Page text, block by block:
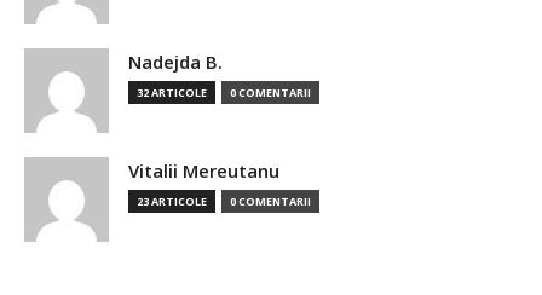
Nadejda B.
32 ARTICOLE 0 COMENTARII
Vitalii Mereutanu
23 ARTICOLE 0 COMENTARII